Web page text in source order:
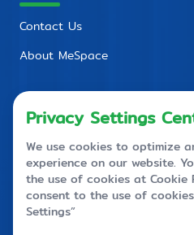
Contact Us
About MeSpace
CONTACT CENTER
+66 2710 4088
+66 2 710 4090